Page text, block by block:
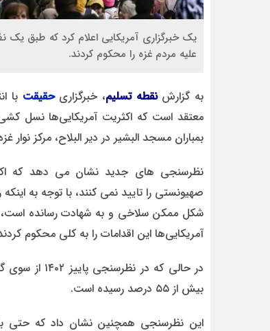
یک خبرگزاری آمریکایی اعلام کرد که طبق
علیه مردم غزه را محکوم کردند.
به گزارشنقطه تسلیم، خبرگزاریحقیقت با
معتقد است که اکثریت آمریکایی‌ها نسل کشی
بمباران مسجد البشیر در دیر البلاح، مرکز نوار غزه، در ۲ آوریل سال ۲۰۲۴ می
نظرسنجی های جدید نشان می دهد که
آمریکایی‌ها این اقدامات را به کلی محکوم
بیش از ۵۵ درصد رسیده است.
این نظرسنجی همچنین نشان داد که حتی
حسن ع
دادستان نیاز دارد